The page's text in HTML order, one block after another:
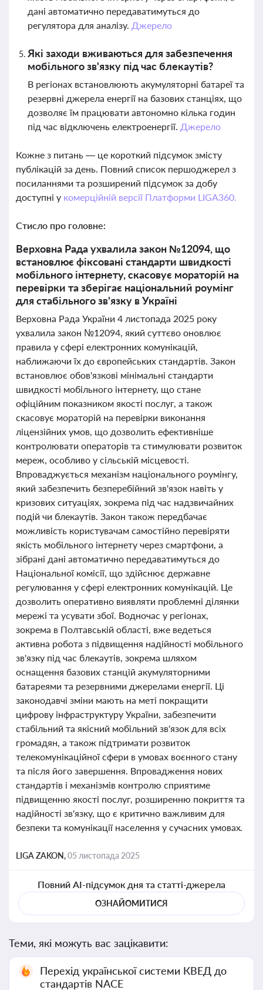
дані автоматично передаватимуться до
регулятора для аналізу. Джерело
Які заходи вживаються для забезпечення
мобільного зв'язку під час блекаутів?
В регіонах встановлюють акумуляторні батареї та
резервні джерела енергії на базових станціях, що
дозволяє їм працювати автономно кілька годин
під час відключень електроенергії. Джерело
Кожне з питань — це короткий підсумок змісту
публікацій за день. Повний список першоджерел з
посиланнями та розширений підсумок за добу
доступні у комерційній версії Платформи LIGA360.
Стисло про головне:
Верховна Рада ухвалила закон №12094, що
встановлює фіксовані стандарти швидкості
мобільного інтернету, скасовує мораторій на
перевірки та зберігає національний роумінг
для стабільного зв'язку в Україні
Верховна Рада України 4 листопада 2025 року
ухвалила закон №12094, який суттєво оновлює
правила у сфері електронних комунікацій,
наближаючи їх до європейських стандартів. Закон
встановлює обов'язкові мінімальні стандарти
швидкості мобільного інтернету, що стане
офіційним показником якості послуг, а також
скасовує мораторій на перевірки виконання
ліцензійних умов, що дозволить ефективніше
контролювати операторів та стимулювати розвиток
мереж, особливо у сільській місцевості.
Впроваджується механізм національного роумінгу,
який забезпечить безперебійний зв'язок навіть у
кризових ситуаціях, зокрема під час надзвичайних
подій чи блекаутів. Закон також передбачає
можливість користувачам самостійно перевіряти
якість мобільного інтернету через смартфони, а
зібрані дані автоматично передаватимуться до
Національної комісії, що здійснює державне
регулювання у сфері електронних комунікацій. Це
дозволить оперативно виявляти проблемні ділянки
мережі та усувати збої. Водночас у регіонах,
зокрема в Полтавській області, вже ведеться
активна робота з підвищення надійності мобільного
зв'язку під час блекаутів, зокрема шляхом
оснащення базових станцій акумуляторними
батареями та резервними джерелами енергії. Ці
законодавчі зміни мають на меті покращити
цифрову інфраструктуру України, забезпечити
стабільний та якісний мобільний зв'язок для всіх
громадян, а також підтримати розвиток
телекомунікаційної сфери в умовах воєнного стану
та після його завершення. Впровадження нових
стандартів і механізмів контролю сприятиме
підвищенню якості послуг, розширенню покриття та
надійності зв'язку, що є критично важливим для
безпеки та комунікації населення у сучасних умовах.
LIGA ZAKON,05 листопада 2025
Повний AI-підсумок дня та статті-джерела
ОЗНАЙОМИТИСЯ
Теми, які можуть вас зацікавити:
Перехід української системи КВЕД до
стандартів NACE